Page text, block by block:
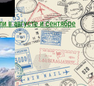
в августе и сентябре